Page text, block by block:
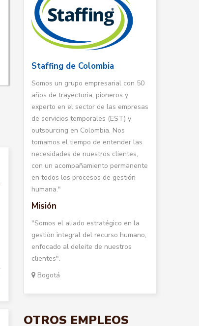
Staffing de Colombia
Somos un grupo empresarial con 50
años de trayectoria, pioneros y
experto en el sector de las empresas
de servicios temporales (EST) y
outsourcing en Colombia. Nos
tomamos el tiempo de entender las
necesidades de nuestros clientes,
con un acompañamiento permanente
en todos los procesos de gestión
humana."
Misión
"Somos el aliado estratégico en la
gestión integral del recurso humano,
enfocado al deleite de nuestros
clientes".
Bogotá
OTROS EMPLEOS